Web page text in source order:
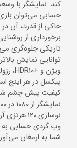
کند. نمایشگر با
حاکی از قدرت آن
تاریکی جلوه‌گری
توانایی نمایش
پیکسل در هر اینچ
کیفیت پیش چشم شما
نوسازی
وب گردی حسابی به
شما به ارمغان